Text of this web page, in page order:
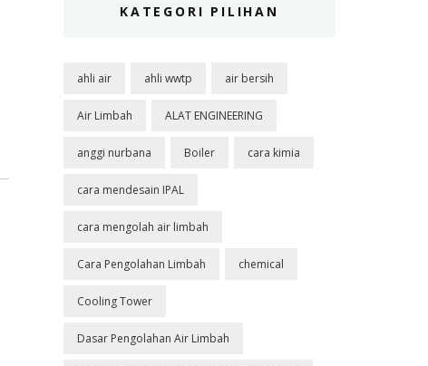
KATEGORI PILIHAN
ahli air ahli wwtp air bersih
Air Limbah ALAT ENGINEERING
anggi nurbana Boiler cara kimia
cara mendesain IPAL
cara mengolah air limbah
Cara Pengolahan Limbah chemical
Cooling Tower
Dasar Pengolahan Air Limbah